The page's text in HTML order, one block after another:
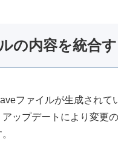
の内容を統合
ファイルが生成され
ップデートにより変更